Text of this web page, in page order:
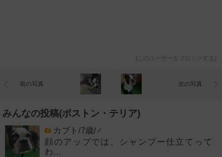
このユーザーをブロックする
前の写真 次の写真
みんなの投稿(ボストン・テリア)
カブト/7歳/♂
顔のアップでは、シャンプー仕立てって
わ…